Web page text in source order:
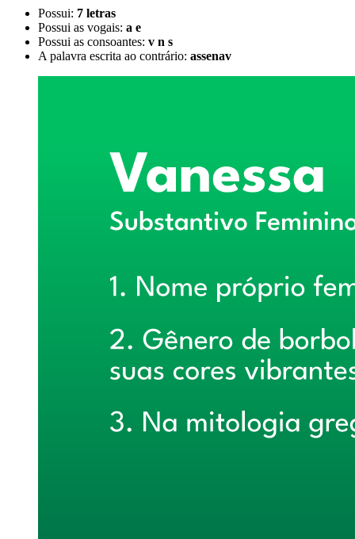
Possui: 7 letras
Possui as vogais: a e
Possui as consoantes: v n s
A palavra escrita ao contrário: assenav